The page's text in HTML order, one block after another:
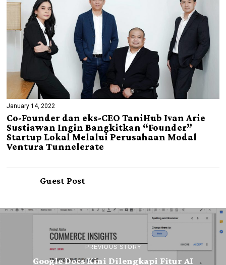
January 14, 2022
Co-Founder dan eks-CEO TaniHub Ivan Arie
Sustiawan Ingin Bangkitkan “Founder”
Startup Lokal Melalui Perusahaan Modal
Ventura Tunnelerate
Guest Post
PREVIOUS STORY
Google Docs Kini Dilengkapi Fitur AI